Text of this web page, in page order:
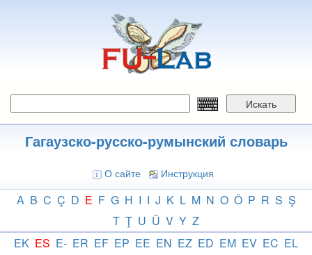
Искать
Гагаузско-русско-румынский словарь
О сайте Инструкция
A B C Ç D E F G H I I J K L M N O Ö P R S Ş
T Ţ U Ü V Y Z
EK ES E- ER EF EP EE EN EZ ED EM EV EC EL